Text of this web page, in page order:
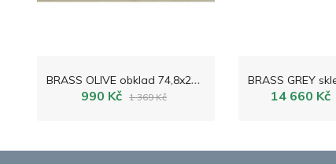
B
RASS OLIVE obklad 74,8x29,8
990 Kč 1 369 Kč 14 660 Kč